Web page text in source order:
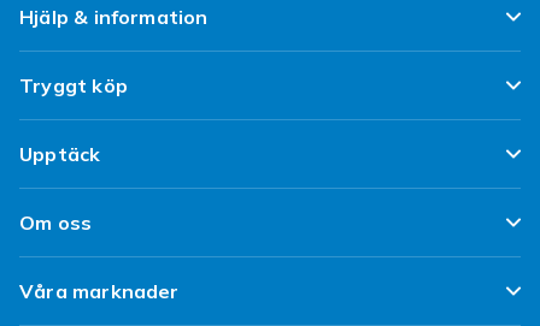
Hjälp & information
Vanliga frågor
Spåra paket
Ångra & Returnera här
Leverans
Tryggt köp
Nöjd kund-löfte
Kundrecensioner
Begagnat / Refurbished
Upptäck
Populära kategorier
Designa egna kläder
Om oss
Om Fyndiq
Våra marknader